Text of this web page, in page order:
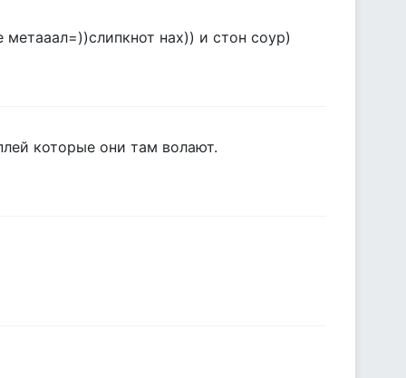
нах)) и стон соур)
которые они там волают.